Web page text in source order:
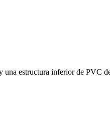
estructura inferior de PVC